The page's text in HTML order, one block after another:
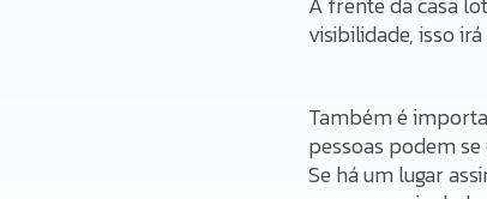
visibilidade, isso
Também é
pessoas podem
Se há um lugar